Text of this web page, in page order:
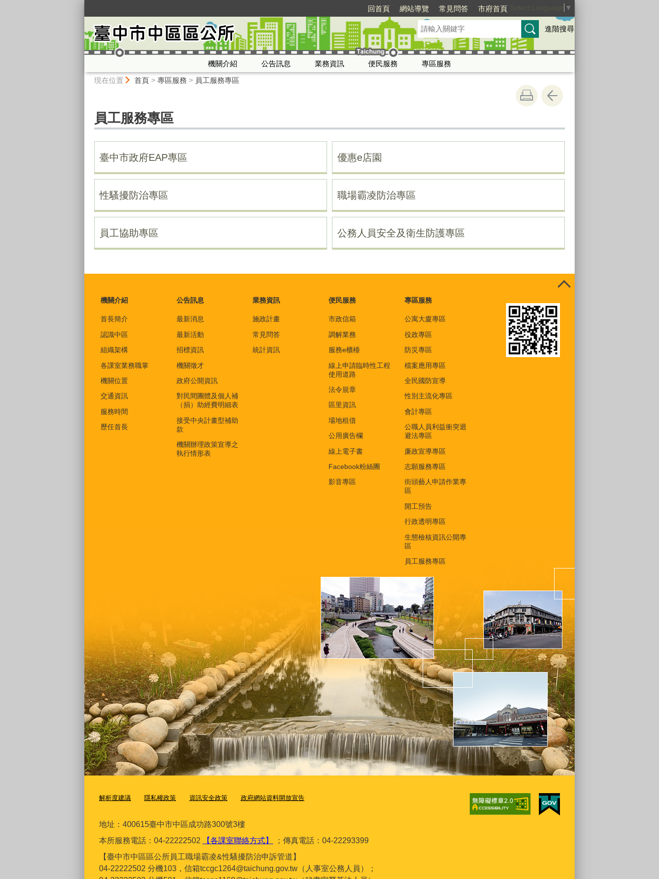
回首頁 網站導覽 常見問答 市府首頁 ▼
進階搜尋
機關介紹 公告訊息 業務資訊 便民服務
專區服務
現在位置 首頁> 專區服務 > 員工服務專區
員工服務專區
臺中市政府EAP專區 優惠e店園
性騷擾防治專區 職場霸凌防治專區
員工協助專區 公務人員安全及衛生防護專區
機關介紹
首長簡介
認識中區
組織架構
各課室業務職掌
機關位置
交通資訊
服務時間
歷任首長
公告訊息
最新消息
最新活動
招標資訊
機關徵才
政府公開資訊
對民間團體及個人補
（捐）助經費明細表
接受中央計畫型補助
款
機關辦理政策宣導之
執行情形表
業務資訊
施政計畫
常見問答
統計資訊
便民服務
市政信箱
調解業務
服務e櫃檯
線上申請臨時性工程
使用道路
法令規章
區里資訊
場地租借
公用廣告欄
線上電子書
Facebook粉絲團
影音專區
專區服務
公寓大廈專區
役政專區
防災專區
檔案應用專區
全民國防宣導
性別主流化專區
會計專區
公職人員利益衝突迴
避法專區
廉政宣導專區
志願服務專區
街頭藝人申請作業專
區
開工預告
行政透明專區
生態檢核資訊公開專
區
員工服務專區
解析度建議 隱私權政策 資訊安全政策 政府網站資料開放宣告
地址：400615臺中市中區成功路300號3樓
本所服務電話：04-22222502
【各課室聯絡方式】
；傳真電話：04-22293399
【臺中市中區區公所員工職場霸凌&性騷擾防治申訴管道】
04-22222502 分機103，信箱tccgc1264@taichung.gov.tw（人事室公務人員）；